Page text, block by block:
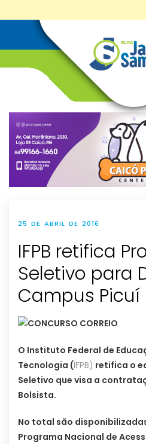
25 DE ABRIL DE 2016
IFPB retifica
Seletivo para
Campus Picuí
O Instituto Federal de
Tecnologia (IFPB) retifica o
Seletivo que visa a
Bolsista.
No total são
Programa Nacional de